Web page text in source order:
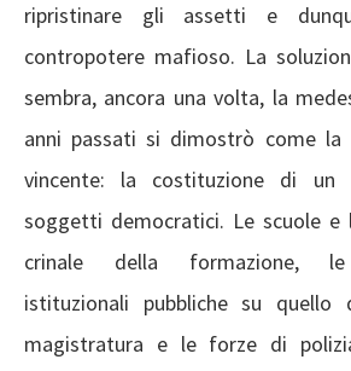
ripristinare gli assetti e
contropotere mafioso. La
sembra, ancora una volta, la
anni passati si dimostrò come la
vincente: la costituzione di un
soggetti democratici. Le scuole e
crinale della formazione, le
istituzionali pubbliche su quello
magistratura e le forze di